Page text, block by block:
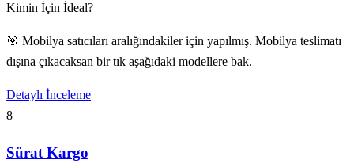
Kimin İçin İdeal?
🎯 Mobilya satıcıları aralığındakiler için yapılmış. Mobilya teslimatı
dışına çıkacaksan bir tık aşağıdaki modellere bak.
Detaylı İnceleme
8
Sürat Kargo